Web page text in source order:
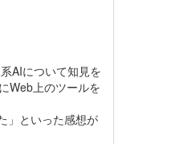
AIについて知見を
Web上のツールを
」といった感想が